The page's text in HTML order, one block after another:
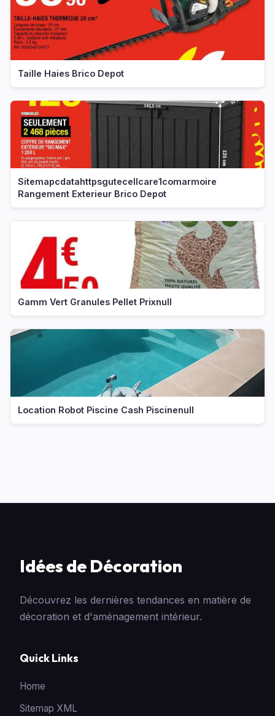
Taille Haies Brico Depot
Sitemapcdatahttpsgutecellcare1comarmoire
Rangement Exterieur Brico Depot
Gamm Vert Granules Pellet Prixnull
Location Robot Piscine Cash Piscinenull
Idées de Décoration
Découvrez les dernières tendances en matière de
décoration et d'aménagement intérieur.
Quick Links
Home
Sitemap XML